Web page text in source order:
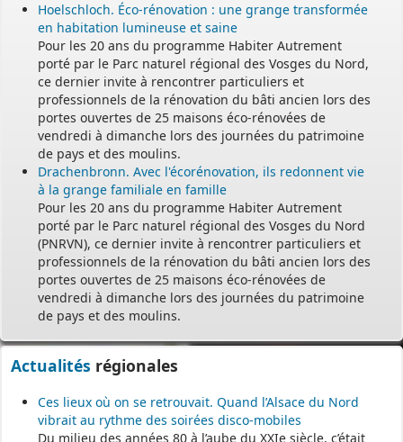
Hoelschloch. Éco-rénovation : une grange transformée
en habitation lumineuse et saine
Pour les 20 ans du programme Habiter Autrement
porté par le Parc naturel régional des Vosges du Nord,
ce dernier invite à rencontrer particuliers et
professionnels de la rénovation du bâti ancien lors des
portes ouvertes de 25 maisons éco-rénovées de
vendredi à dimanche lors des journées du patrimoine
de pays et des moulins.
Drachenbronn. Avec l'écorénovation, ils redonnent vie
à la grange familiale en famille
Pour les 20 ans du programme Habiter Autrement
porté par le Parc naturel régional des Vosges du Nord
(PNRVN), ce dernier invite à rencontrer particuliers et
professionnels de la rénovation du bâti ancien lors des
portes ouvertes de 25 maisons éco-rénovées de
vendredi à dimanche lors des journées du patrimoine
de pays et des moulins.
Actualités régionales
Ces lieux où on se retrouvait. Quand l’Alsace du Nord
vibrait au rythme des soirées disco-mobiles
Du milieu des années 80 à l’aube du XXIe siècle, c’était